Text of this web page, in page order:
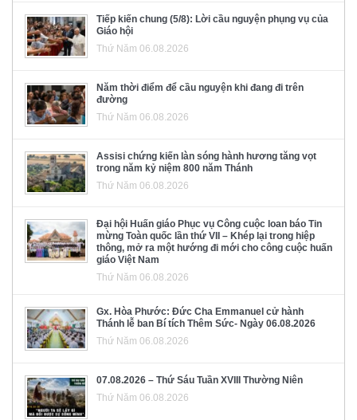
Tiếp kiến chung (5/8): Lời cầu nguyện phụng vụ của
Giáo hội
Thứ Năm 06.08.2026
Năm thời điểm để cầu nguyện khi đang đi trên
đường
Thứ Năm 06.08.2026
Assisi chứng kiến làn sóng hành hương tăng vọt
trong năm kỷ niệm 800 năm Thánh
Thứ Năm 06.08.2026
Đại hội Huấn giáo Phục vụ Công cuộc loan báo Tin
mừng Toàn quốc lần thứ VII – Khép lại trong hiệp
thông, mở ra một hướng đi mới cho công cuộc huấn
giáo Việt Nam
Thứ Năm 06.08.2026
Gx. Hòa Phước: Đức Cha Emmanuel cử hành
Thánh lễ ban Bí tích Thêm Sức- Ngày 06.08.2026
Thứ Năm 06.08.2026
07.08.2026 – Thứ Sáu Tuần XVIII Thường Niên
Thứ Năm 06.08.2026